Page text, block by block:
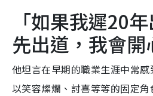
「如果我遲20
先出道，我會開
他坦言在早期的職業生涯中常
以笑容燦爛、討喜等等的固定